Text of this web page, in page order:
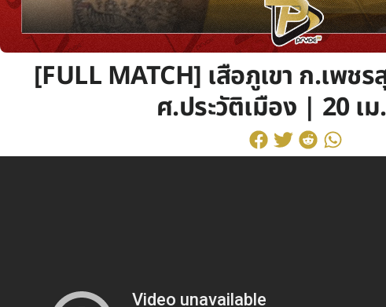
[FULL MATCH] เสือภูเขา ก.เพช
ศ.ประวัติเมือง | 20 เ